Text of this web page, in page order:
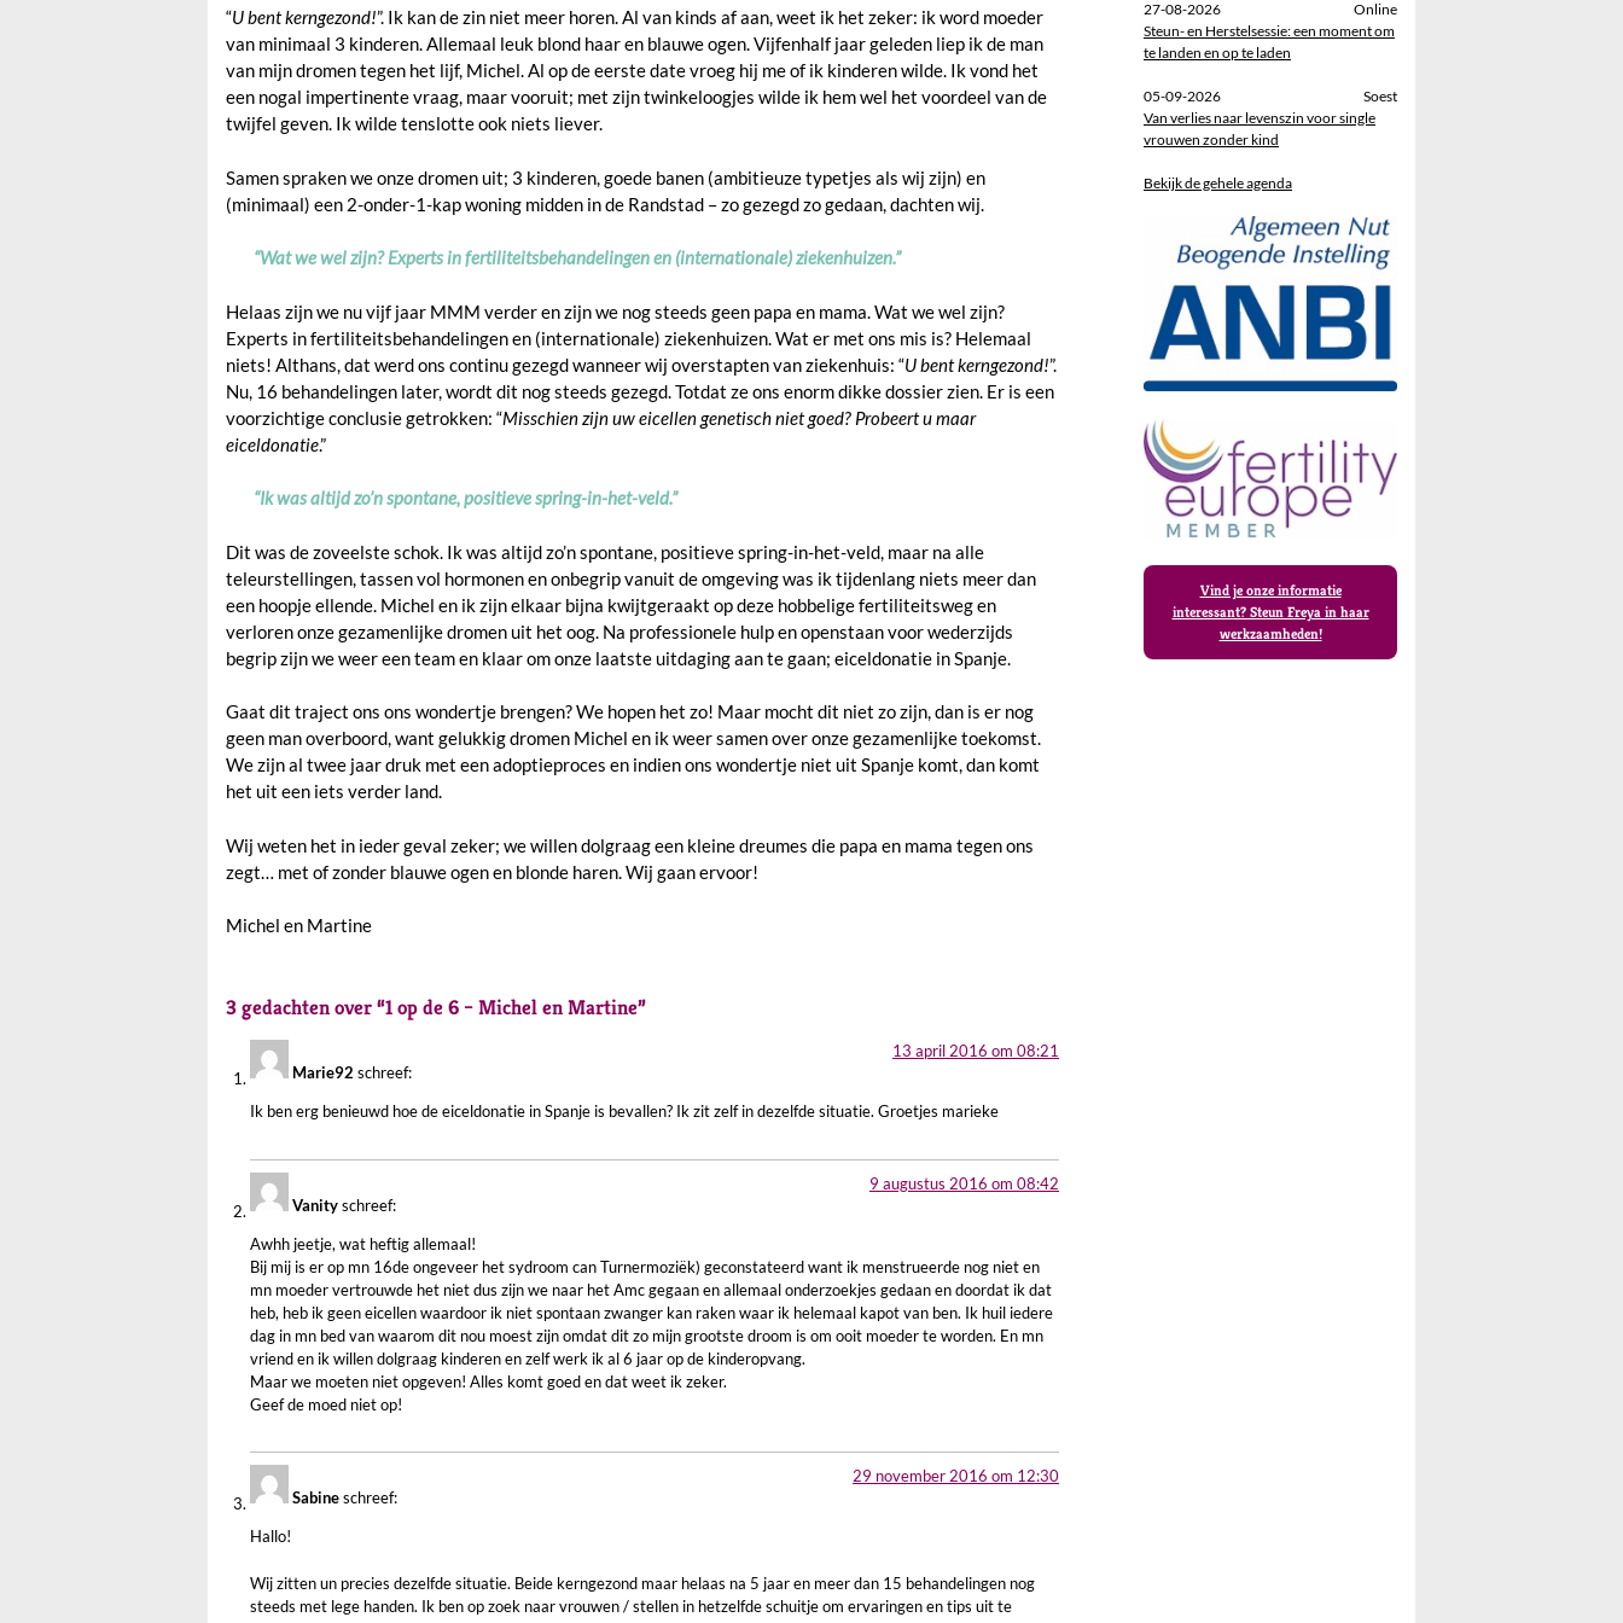
“U bent kerngezond!”. Ik kan de zin niet meer horen. Al van kinds af aan, weet ik het zeker: ik word moeder
van minimaal 3 kinderen. Allemaal leuk blond haar en blauwe ogen. Vijfenhalf jaar geleden liep ik de man
van mijn dromen tegen het lijf, Michel. Al op de eerste date vroeg hij me of ik kinderen wilde. Ik vond het
een nogal impertinente vraag, maar vooruit; met zijn twinkeloogjes wilde ik hem wel het voordeel van de
twijfel geven. Ik wilde tenslotte ook niets liever.
Samen spraken we onze dromen uit; 3 kinderen, goede banen (ambitieuze typetjes als wij zijn) en
(minimaal) een 2-onder-1-kap woning midden in de Randstad – zo gezegd zo gedaan, dachten wij.
“Wat we wel zijn? Experts in fertiliteitsbehandelingen en (internationale) ziekenhuizen.”
Helaas zijn we nu vijf jaar MMM verder en zijn we nog steeds geen papa en mama. Wat we wel zijn?
Experts in fertiliteitsbehandelingen en (internationale) ziekenhuizen. Wat er met ons mis is? Helemaal
niets! Althans, dat werd ons continu gezegd wanneer wij overstapten van ziekenhuis: “U bent kerngezond!”.
Nu, 16 behandelingen later, wordt dit nog steeds gezegd. Totdat ze ons enorm dikke dossier zien. Er is een
voorzichtige conclusie getrokken: “Misschien zijn uw eicellen genetisch niet goed? Probeert u maar
eiceldonatie.”
“Ik was altijd zo’n spontane, positieve spring-in-het-veld.”
Dit was de zoveelste schok. Ik was altijd zo’n spontane, positieve spring-in-het-veld, maar na alle
teleurstellingen, tassen vol hormonen en onbegrip vanuit de omgeving was ik tijdenlang niets meer dan
een hoopje ellende. Michel en ik zijn elkaar bijna kwijtgeraakt op deze hobbelige fertiliteitsweg en
verloren onze gezamenlijke dromen uit het oog. Na professionele hulp en openstaan voor wederzijds
begrip zijn we weer een team en klaar om onze laatste uitdaging aan te gaan; eiceldonatie in Spanje.
Gaat dit traject ons ons wondertje brengen? We hopen het zo! Maar mocht dit niet zo zijn, dan is er nog
geen man overboord, want gelukkig dromen Michel en ik weer samen over onze gezamenlijke toekomst.
We zijn al twee jaar druk met een adoptieproces en indien ons wondertje niet uit Spanje komt, dan komt
het uit een iets verder land.
Wij weten het in ieder geval zeker; we willen dolgraag een kleine dreumes die papa en mama tegen ons
zegt… met of zonder blauwe ogen en blonde haren. Wij gaan ervoor!
Michel en Martine
3 gedachten over “1 op de 6 – Michel en Martine”
Marie92 schreef:
13 april 2016 om 08:21
Ik ben erg benieuwd hoe de eiceldonatie in Spanje is bevallen? Ik zit zelf in dezelfde situatie. Groetjes marieke
Vanityschreef:
9 augustus 2016 om 08:42
Awhh jeetje, wat heftig allemaal!
Bij mij is er op mn 16de ongeveer het sydroom can Turnermoziëk) geconstateerd want ik menstrueerde nog niet en
mn moeder vertrouwde het niet dus zijn we naar het Amc gegaan en allemaal onderzoekjes gedaan en doordat ik dat
heb, heb ik geen eicellen waardoor ik niet spontaan zwanger kan raken waar ik helemaal kapot van ben. Ik huil iedere
dag in mn bed van waarom dit nou moest zijn omdat dit zo mijn grootste droom is om ooit moeder te worden. En mn
vriend en ik willen dolgraag kinderen en zelf werk ik al 6 jaar op de kinderopvang.
Maar we moeten niet opgeven! Alles komt goed en dat weet ik zeker.
Geef de moed niet op!
Sabineschreef:
29 november 2016 om 12:30
Hallo!
Wij zitten un precies dezelfde situatie. Beide kerngezond maar helaas na 5 jaar en meer dan 15 behandelingen nog
steeds met lege handen. Ik ben op zoek naar vrouwen / stellen in hetzelfde schuitje om ervaringen en tips uit te
27-08-2026
Online
Steun- en Herstelsessie: een moment om
te landen en op te laden
05-09-2026
Soest
Van verlies naar levenszin voor single
vrouwen zonder kind
Bekijk de gehele agenda
Vind je onze informatie
interessant? Steun Freya in haar
werkzaamheden!